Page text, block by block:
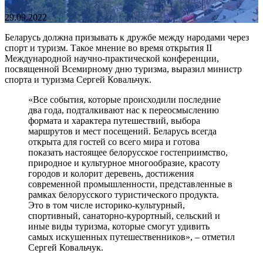
29.09.2022
Беларусь должна призывать к дружбе между народами через
спорт и туризм. Такое мнение во время открытия II
Международной научно-практической конференции,
посвященной Всемирному дню туризма, выразил министр
спорта и туризма Сергей Ковальчук.
«Все события, которые происходили последние
два года, подталкивают нас к переосмыслению
формата и характера путешествий, выбора
маршрутов и мест посещений. Беларусь всегда
открыта для гостей со всего мира и готова
показать настоящее белорусское гостеприимство,
природное и культурное многообразие, красоту
городов и колорит деревень, достижения
современной промышленности, представленные в
рамках белорусского туристического продукта.
Это в том числе историко-культурный,
спортивный, санаторно-курортный, сельский и
иные виды туризма, которые смогут удивить
самых искушенных путешественников», – отметил
Сергей Ковальчук.